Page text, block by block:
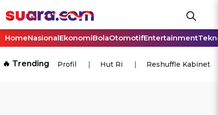
HomeNasionalEkonomiBolaOtomotifEntertainment
🔥 Trending Profil Hut Ri Reshuffle Kabinet